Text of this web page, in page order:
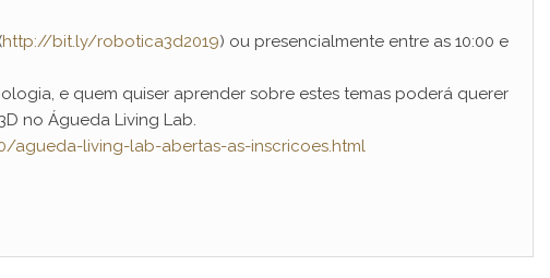
http://bit.ly/robotica3d2019) ou presencialmente entre as 10:00 e
e quem quiser aprender sobre estes temas poderá querer
no Águeda Living Lab.
agueda-living-lab-abertas-as-inscricoes.html